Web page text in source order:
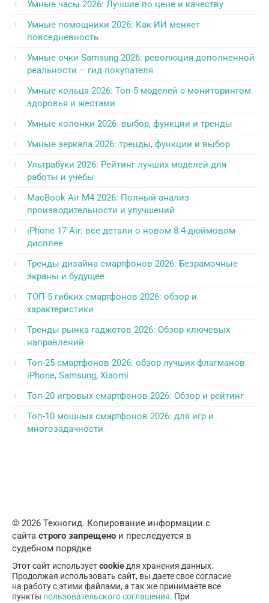
Умные часы 2026: Лучшие по цене и качеству
Умные помощники 2026: Как ИИ меняет
повседневность
Умные очки Samsung 2026: революция дополненной
реальности – гид покупателя
Умные кольца 2026: Топ-5 моделей с мониторингом
здоровья и жестами
Умные колонки 2026: выбор, функции и тренды
Умные зеркала 2026: тренды, функции и выбор
Ультрабуки 2026: Рейтинг лучших моделей для
работы и учебы
MacBook Air M4 2026: Полный анализ
производительности и улучшений
iPhone 17 Air: все детали о новом 8.4-дюймовом
дисплее
Тренды дизайна смартфонов 2026: Безрамочные
экраны и будущее
ТОП-5 гибких смартфонов 2026: обзор и
характеристики
Тренды рынка гаджетов 2026: Обзор ключевых
направлений
Топ-25 смартфонов 2026: обзор лучших флагманов
iPhone, Samsung, Xiaomi
Топ-20 игровых смартфонов 2026: Обзор и рейтинг
Топ-10 мощных смартфонов 2026: для игр и
многозадачности
© 2026 Техногид. Копирование информации с
сайта строго запрещено и преследуется в
судебном порядке
Этот сайт используетcookie для хранения данных.
Продолжая использовать сайт, вы даете свое согласие
на работу с этими файлами, а так же принимаете все
пункты пользовательского соглашения. При